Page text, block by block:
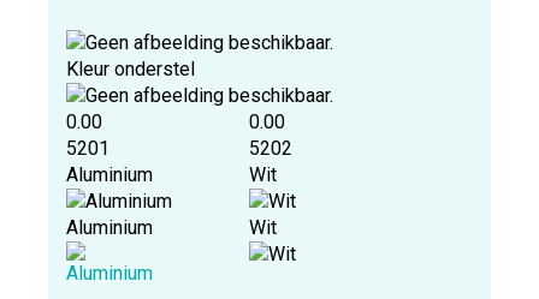
Kleur onderstel
0.00
5201
Aluminium
Aluminium
0.00
5202
Wit
Wit